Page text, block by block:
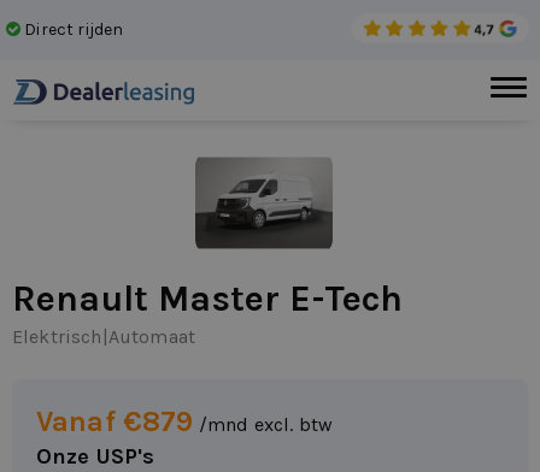
Direct rijden
Renault Master E-Tech
Elektrisch |Automaat
Vanaf €879 /mnd excl. btw
Onze USP's